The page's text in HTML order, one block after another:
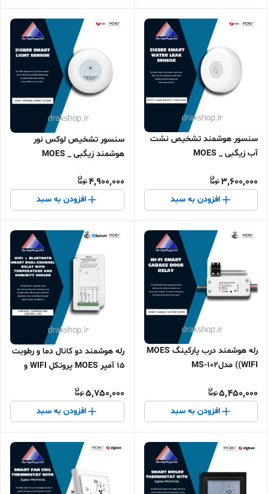
سنسور هوشمند تشخیص نشت
آب زیگبی _ MOES
3,600,000
افزودن به سبد
سنسور تشخیص لوکس نور
هوشمند زیگبی _ MOES
4,900,000
افزودن به سبد
رله هوشمند درب پارکینگ MOES
(WIFI) مدلMS-102
5,450,000
افزودن به سبد
رله هوشمند دو کانال دما و رطوبت
15 آمپر MOES پروتکل WIFI و
5,750,000
افزودن به سبد